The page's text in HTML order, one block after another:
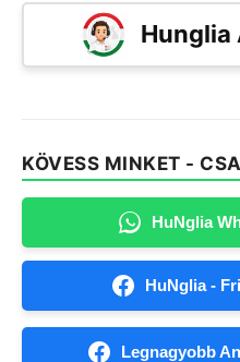
Hunglia
KÖVESS MINKET -
HuNglia
HuNglia -
Legnagyobb